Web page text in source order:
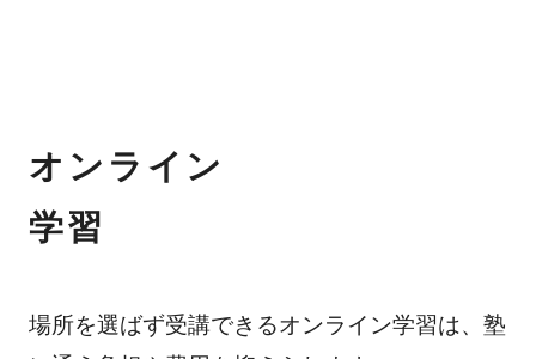
オンライン
学習
場所を選ばず受講できるオンライン学習は、塾